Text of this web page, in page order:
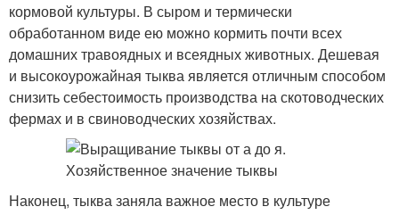
кормовой культуры. В сыром и термически
обработанном виде ею можно кормить почти всех
домашних травоядных и всеядных животных. Дешевая
и высокоурожайная тыква является отличным способом
снизить себестоимость производства на скотоводческих
фермах и в свиноводческих хозяйствах.
Наконец, тыква заняла важное место в культуре